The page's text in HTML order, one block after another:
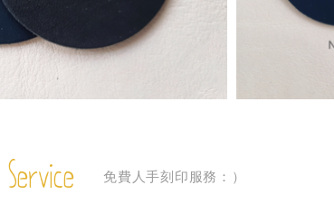
Service 免費人手刻印服務：）